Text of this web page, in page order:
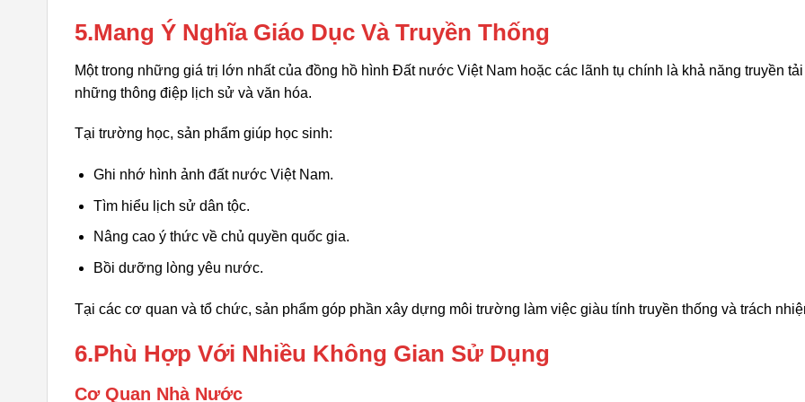
5.Mang Ý Nghĩa Giáo Dục Và Truyền Thống
Một trong những giá trị lớn nhất của đồng hồ hình Đất nước Việt Nam hoặc các lãnh tụ chính là khả năng truyền tải
những thông điệp lịch sử và văn hóa.
Tại trường học, sản phẩm giúp học sinh:
Ghi nhớ hình ảnh đất nước Việt Nam.
Tìm hiểu lịch sử dân tộc.
Nâng cao ý thức về chủ quyền quốc gia.
Bồi dưỡng lòng yêu nước.
Tại các cơ quan và tổ chức, sản phẩm góp phần xây dựng môi trường làm việc giàu tính truyền thống và trách
6.Phù Hợp Với Nhiều Không Gian Sử Dụng
Cơ Quan Nhà Nước